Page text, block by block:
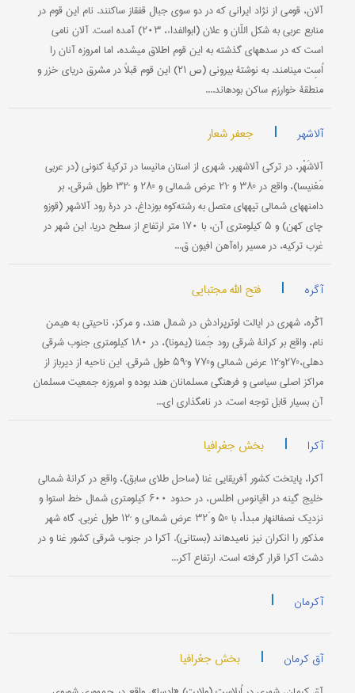
آلان، قومی از نژاد ایرانی که در دو سوی جبال قفقاز ساکنند. نام این قوم در
منابع عربی به شکل اللّان و علان (ابوالفداء، ۲۰۳) آمده است. آلان نامی
است که در سده‎های گذشته به این قوم اطلاق می‎شده، اما امروزه آنان را
اُسِت می‎نامند. به نوشتۀ بیرونی (ص ۲۱) این قوم قبلاً در مشرق دریای خزر و
منطقۀ خوارزم ساکن بوده‎اند....
آلاشهر | جعفر شعار
آلاشَهْر، در ترکی آلاشهیر، شهری از استان مانیسا در ترکیۀ کنونی (در عربی
مَغنیسا)، واقع در °۳۸ و ´۲۱ عرض شمالی و °۲۸ و ´۳۲ طول شرقی، بر
دامنه‎های شمالی تپه‎های متصل به رشته‌کوه بوزداغ، در درۀ رود آلاشهر (قوزو
چای کهن) و ۵ کیلومتری آن، با ۱۷۰ متر ارتفاع از سطح دریا. این شهر در
غرب ترکیه، در مسیر راه‌آهن افیون ق...
آگره | فتح الله مجتبایی
آگْره، شهری در ایالت اوترپرادش در شمال هند، و مركز، ناحیتی به هیمن
نام، واقع بر كرانۀ شرقی رود جَمنا (یمونا)، در ۱۸۰ كیلومتری جنوب شرقی
دهلی،‌°۲۷و‌´۱۲ عرض شمالی و‌°۷۷ و‌´۵۹ طول شرقی. این ناحیه از دیرباز از
مراكز اصلی سیاسی و فرهنگی مسلمانان هند بوده و امروزه جمعیت مسلمان
آن بسیار قابل توجه است. در نامگذاری ای...
آکرا | بخش جغرافیا
آکرا، پایتخت کشور آفریقایی غنا (ساحل طلای سابق)، واقع در کرانۀ شمالی
خلیج گینه در اقیانوس اطلس، در حدود ۶۰۰ کیلومتری شمال خط استوا و
نزدیک نصف‎النهار مبدأ، با °۵ و َ۳۲ عرض شمالی و ´۱۲ طول غربی. گاه شهر
مذکور را انکران نیز نامیده‎اند (بستانی). آکرا در جنوب شرقی کشور غنا و در
دشت آکرا قرار گرفته است. ارتفاع آکر...
آکرمان |
آق کرمان | بخش جغرافیا